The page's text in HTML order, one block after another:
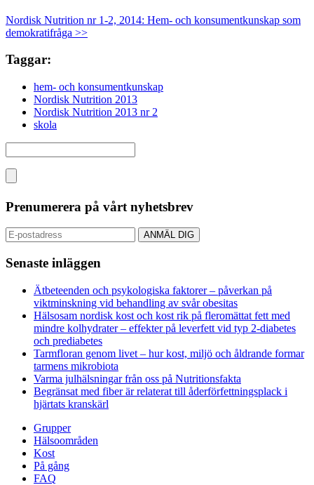
Nordisk Nutrition nr 1-2, 2014: Hem- och konsumentkunskap som
demokratifråga >>
Taggar:
hem- och konsumentkunskap
Nordisk Nutrition 2013
Nordisk Nutrition 2013 nr 2
skola
Prenumerera på vårt nyhetsbrev
Senaste inläggen
Ätbeteenden och psykologiska faktorer – påverkan på
viktminskning vid behandling av svår obesitas
Hälsosam nordisk kost och kost rik på fleromättat fett med
mindre kolhydrater – effekter på leverfett vid typ 2-diabetes
och prediabetes
Tarmfloran genom livet – hur kost, miljö och åldrande formar
tarmens mikrobiota
Varma julhälsningar från oss på Nutritionsfakta
Begränsat med fiber är relaterat till åderförfettningsplack i
hjärtats kranskärl
Grupper
Hälsoområden
Kost
På gång
FAQ